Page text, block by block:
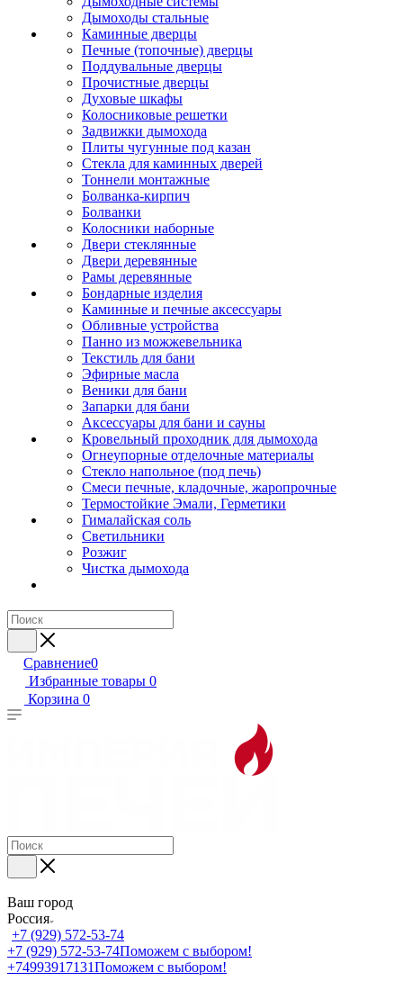
Дымоходы стальные
Каминные дверцы
Печные (топочные) дверцы
Поддувальные дверцы
Прочистные дверцы
Духовые шкафы
Колосниковые решетки
Задвижки дымохода
Плиты чугунные под казан
Стекла для каминных дверей
Тоннели монтажные
Болванка-кирпич
Болванки
Колосники наборные
Двери стеклянные
Двери деревянные
Рамы деревянные
Бондарные изделия
Каминные и печные аксессуары
Обливные устройства
Панно из можжевельника
Текстиль для бани
Эфирные масла
Веники для бани
Запарки для бани
Аксессуары для бани и сауны
Кровельный проходник для дымохода
Огнеупорные отделочные материалы
Стекло напольное (под печь)
Смеси печные, кладочные, жаропрочные
Термостойкие Эмали, Герметики
Гималайская соль
Светильники
Розжиг
Чистка дымохода
Сравнение0
Избранные товары 0
Корзина 0
Ваш город
Россия
+7 (929) 572-53-74
+7 (929) 572-53-74Поможем с выбором!
+74993917131Поможем с выбором!